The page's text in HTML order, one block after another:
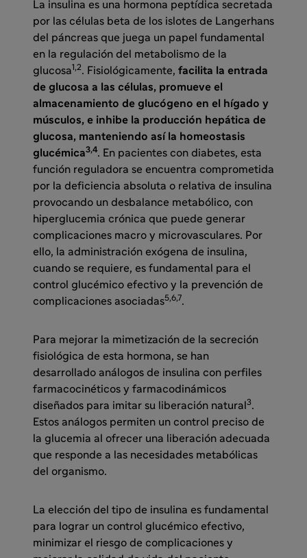
La insulina es una hormona peptídica secretada
por las células beta de los islotes de Langerhans
del páncreas que juega un papel fundamental
en la regulación del metabolismo de la
glucosa1,2. Fisiológicamente, facilita la entrada
de glucosa a las células, promueve el
almacenamiento de glucógeno en el hígado y
músculos, e inhibe la producción hepática de
glucosa, manteniendo así la homeostasis
glucémica3,4. En pacientes con diabetes, esta
función reguladora se encuentra comprometida
por la deficiencia absoluta o relativa de insulina
provocando un desbalance metabólico, con
hiperglucemia crónica que puede generar
complicaciones macro y microvasculares. Por
ello, la administración exógena de insulina,
cuando se requiere, es fundamental para el
control glucémico efectivo y la prevención de
complicaciones asociadas5,6,7.
Para mejorar la mimetización de la secreción
fisiológica de esta hormona, se han
desarrollado análogos de insulina con perfiles
farmacocinéticos y farmacodinámicos
diseñados para imitar su liberación natural 3.
Estos análogos permiten un control preciso de
la glucemia al ofrecer una liberación adecuada
que responde a las necesidades metabólicas
del organismo.
La elección del tipo de insulina es fundamental
para lograr un control glucémico efectivo,
minimizar el riesgo de complicaciones y